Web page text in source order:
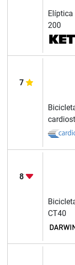
Elíptica
200
7
8
CT40